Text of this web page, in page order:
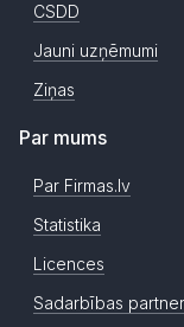
CSDD
Jauni uzņēmumi
Ziņas
Par mums
Par Firmas.lv
Statistika
Licences
Sadarbības